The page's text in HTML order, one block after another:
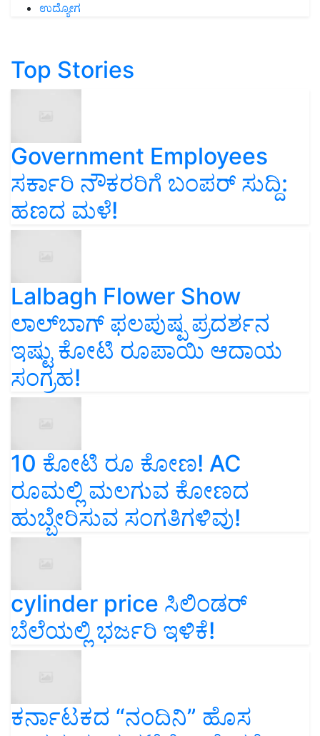
ಉದ್ಯೋಗ
Top Stories
Government Employees
ಸರ್ಕಾರಿ ನೌಕರರಿಗೆ ಬಂಪರ್‌ ಸುದ್ದಿ:
ಹಣದ ಮಳೆ!
Lalbagh Flower Show
ಲಾಲ್‌ಬಾಗ್ ಫಲಪುಷ್ಪ ಪ್ರದರ್ಶನ
ಇಷ್ಟು ಕೋಟಿ ರೂಪಾಯಿ ಆದಾಯ
ಸಂಗ್ರಹ!
10 ಕೋಟಿ ರೂ ಕೋಣ! AC
ರೂಮಲ್ಲಿ ಮಲಗುವ ಕೋಣದ
ಹುಬ್ಬೇರಿಸುವ ಸಂಗತಿಗಳಿವು!
cylinder price ಸಿಲಿಂಡರ್‌
ಬೆಲೆಯಲ್ಲಿ ಭರ್ಜರಿ ಇಳಿಕೆ!
ಕರ್ನಾಟಕದ “ನಂದಿನಿ” ಹೊಸ